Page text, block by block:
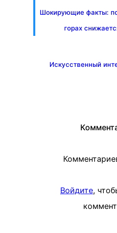
Шокирующие факты:
горах
Искусственный
Войдите,